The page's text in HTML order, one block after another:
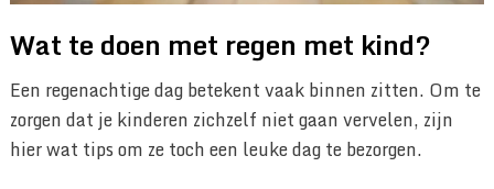
Wat te doen met regen met kind?
Een regenachtige dag betekent vaak binnen zitten. Om te
zorgen dat je kinderen zichzelf niet gaan vervelen, zijn
hier wat tips om ze toch een leuke dag te bezorgen.